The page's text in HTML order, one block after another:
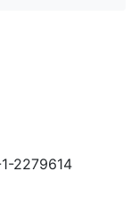
2279614